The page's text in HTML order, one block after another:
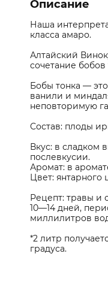
Описание
Наша
класса амаро.
Алтайский
сочетание
Бобы тонка —
ванили и
неповторимую
Состав: плоды
Вкус: в сладком
послевкусии.
Аромат: в
Цвет: янтарного
Рецепт: травы и
10—14 дней,
миллилитров
*2 литр
градуса.